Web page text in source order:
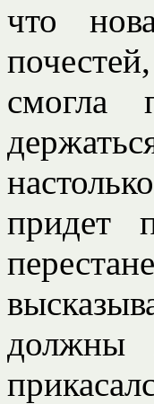
что
смогла
придет
должны